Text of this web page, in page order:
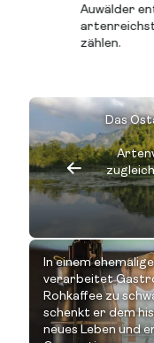
Auwälder
zählen.
Das
In einem
verarbeitet
Rohkaffee zu
schenkt er dem
neues Leben und